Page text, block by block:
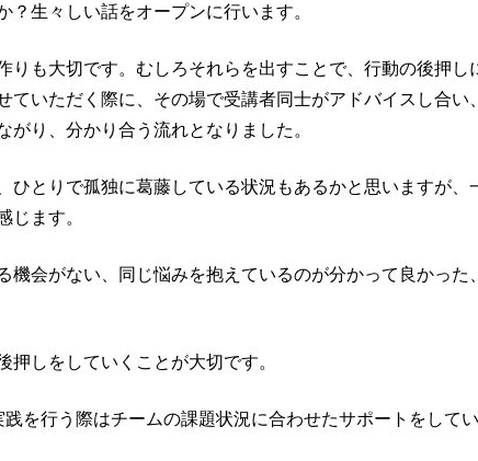
生々しい話をオープンに行います。
も大切です。むしろそれらを出すことで、行動の後押し
いただく際に、その場で受講者同士がアドバイスし合い
り、分かり合う流れとなりました。
とりで孤独に葛藤している状況もあるかと思いますが、
じます。
会がない、同じ悩みを抱えているのが分かって良かった
しをしていくことが大切です。
を行う際はチームの課題状況に合わせたサポートをして